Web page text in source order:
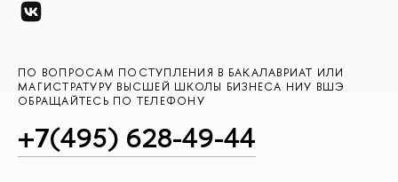
ПО ВОПРОСАМ ПОСТУПЛЕНИЯ В БАКАЛАВРИАТ ИЛИ
МАГИСТРАТУРУ ВЫСШЕЙ ШКОЛЫ БИЗНЕСА НИУ ВШЭ
ОБРАЩАЙТЕСЬ ПО ТЕЛЕФОНУ
+7(495) 628-49-44